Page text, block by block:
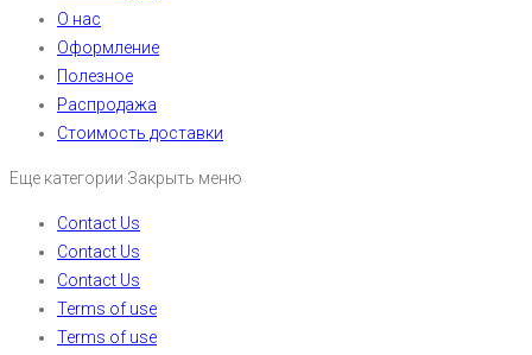
О нас
Оформление
Полезное
Распродажа
Стоимость доставки
Еще категории Закрыть меню
Contact Us
Contact Us
Contact Us
Terms of use
Terms of use